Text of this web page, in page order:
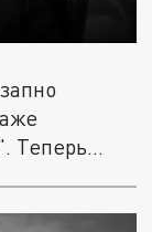
Теперь...